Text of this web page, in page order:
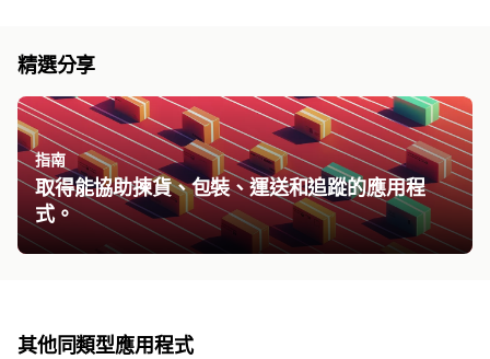
精選分享
指南
取得能協助揀貨、包裝、運送和追蹤的應用程
式。
其他同類型應用程式